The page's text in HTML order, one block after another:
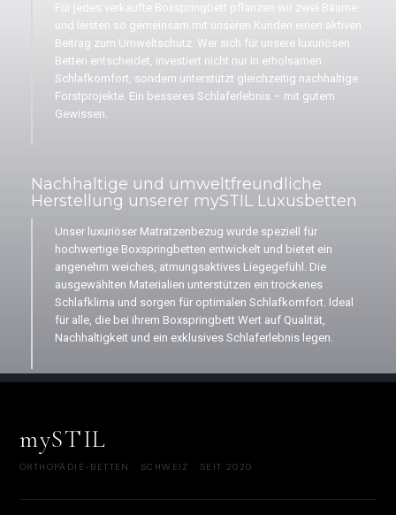
Für jedes verkaufte Boxspringbett pflanzen wir zwei Bäume
und leisten so gemeinsam mit unseren Kunden einen aktiven
Beitrag zum Umweltschutz. Wer sich für unsere luxuriösen
Betten entscheidet, investiert nicht nur in erholsamen
Schlafkomfort, sondern unterstützt gleichzeitig nachhaltige
Forstprojekte. Ein besseres Schlaferlebnis – mit gutem
Gewissen.
Nachhaltige und umweltfreundliche
Herstellung unserer mySTIL Luxusbetten
Unser luxuriöser Matratzenbezug wurde speziell für
hochwertige Boxspringbetten entwickelt und bietet ein
angenehm weiches, atmungsaktives Liegegefühl. Die
ausgewählten Materialien unterstützen ein trockenes
Schlafklima und sorgen für optimalen Schlafkomfort. Ideal
für alle, die bei ihrem Boxspringbett Wert auf Qualität,
Nachhaltigkeit und ein exklusives Schlaferlebnis legen.
mySTIL
ORTHOPÄDIE-BETTEN · SCHWEIZ · SEIT 2020